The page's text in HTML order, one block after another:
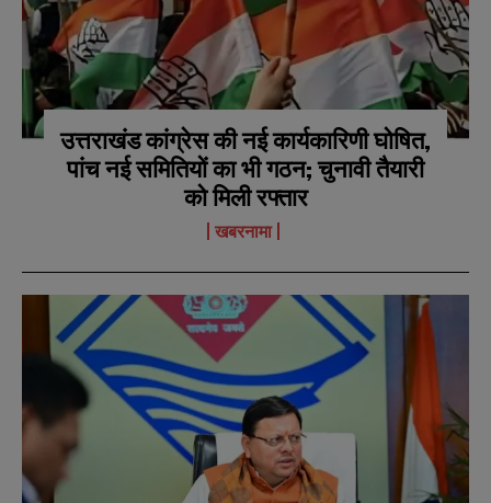
उत्तराखंड कांग्रेस की नई कार्यकारिणी घोषित,
पांच नई समितियों का भी गठन; चुनावी तैयारी
को मिली रफ्तार
खबरनामा